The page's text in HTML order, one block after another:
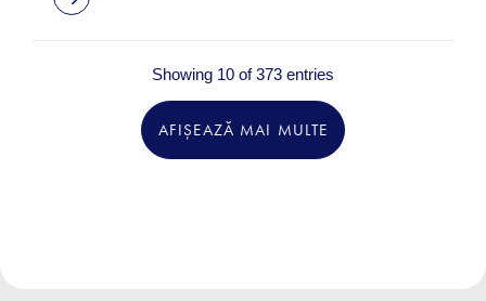
Showing 10 of 373 entries
AFIȘEAZĂ MAI MULTE